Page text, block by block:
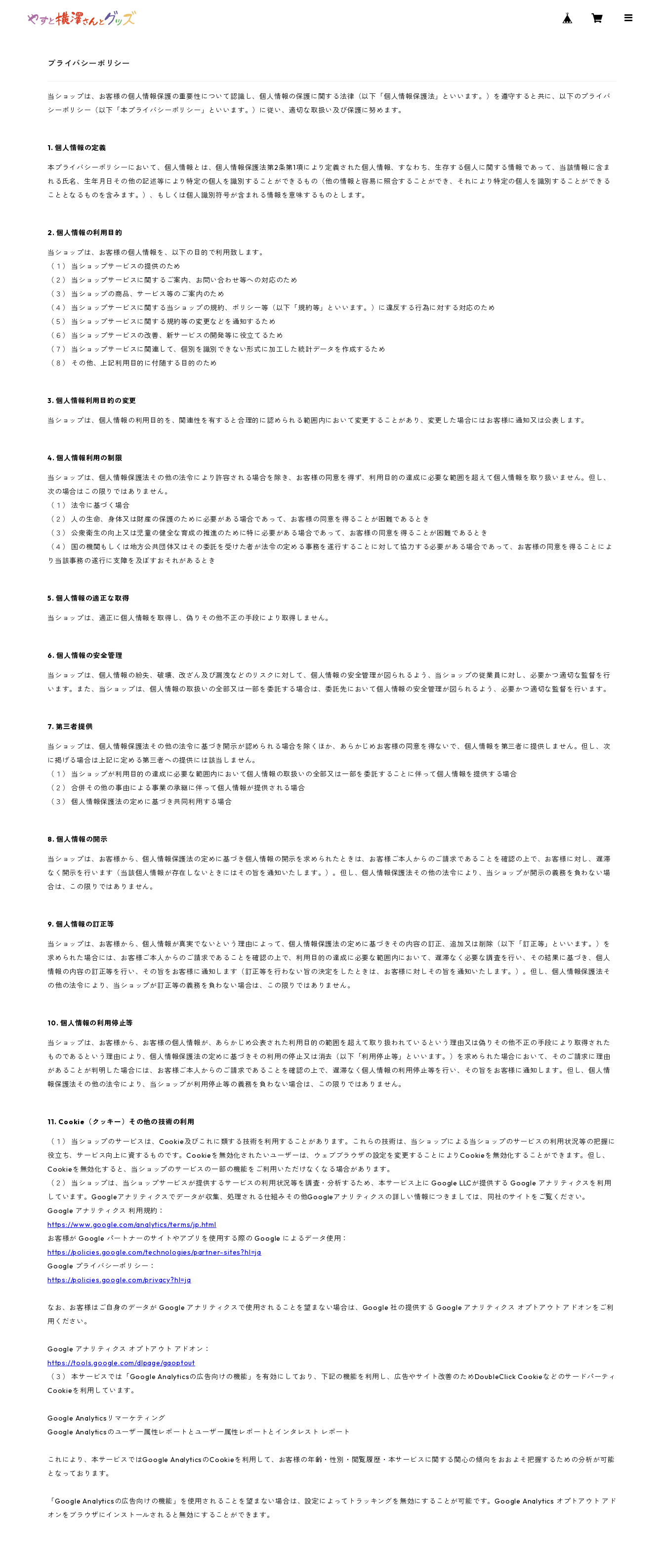
プライバシーポリシー
当ショップは、お客様の個人情報保護の重要性について認識し、個人情報の保護に関する法律（以下「個人情報保護法」といいます。）を遵守すると共に、以下のプライバ
シーポリシー（以下「本プライバシーポリシー」といいます。）に従い、適切な取扱い及び保護に努めます。
1. 個人情報の定義
本プライバシーポリシーにおいて、個人情報とは、個人情報保護法第2条第1項により定義された個人情報、すなわち、生存する個人に関する情報であって、当該情報に含ま
れる氏名、生年月日その他の記述等により特定の個人を識別することができるもの（他の情報と容易に照合することができ、それにより特定の個人を識別することができる
こととなるものを含みます。）、もしくは個人識別符号が含まれる情報を意味するものとします。
2. 個人情報の利用目的
当ショップは、お客様の個人情報を、以下の目的で利用致します。
（１） 当ショップサービスの提供のため
（２） 当ショップサービスに関するご案内、お問い合わせ等への対応のため
（３） 当ショップの商品、サービス等のご案内のため
（４） 当ショップサービスに関する当ショップの規約、ポリシー等（以下「規約等」といいます。）に違反する行為に対する対応のため
（５） 当ショップサービスに関する規約等の変更などを通知するため
（６） 当ショップサービスの改善、新サービスの開発等に役立てるため
（７） 当ショップサービスに関連して、個別を識別できない形式に加工した統計データを作成するため
（８） その他、上記利用目的に付随する目的のため
3. 個人情報利用目的の変更
当ショップは、個人情報の利用目的を、関連性を有すると合理的に認められる範囲内において変更することがあり、変更した場合にはお客様に通知又は公表します。
4. 個人情報利用の制限
当ショップは、個人情報保護法その他の法令により許容される場合を除き、お客様の同意を得ず、利用目的の達成に必要な範囲を超えて個人情報を取り扱いません。但し、
次の場合はこの限りではありません。
（１） 法令に基づく場合
（２） 人の生命、身体又は財産の保護のために必要がある場合であって、お客様の同意を得ることが困難であるとき
（３） 公衆衛生の向上又は児童の健全な育成の推進のために特に必要がある場合であって、お客様の同意を得ることが困難であるとき
（４） 国の機関もしくは地方公共団体又はその委託を受けた者が法令の定める事務を遂行することに対して協力する必要がある場合であって、お客様の同意を得ることによ
り当該事務の遂行に支障を及ぼすおそれがあるとき
5. 個人情報の適正な取得
当ショップは、適正に個人情報を取得し、偽りその他不正の手段により取得しません。
6. 個人情報の安全管理
当ショップは、個人情報の紛失、破壊、改ざん及び漏洩などのリスクに対して、個人情報の安全管理が図られるよう、当ショップの従業員に対し、必要かつ適切な監督を行
います。また、当ショップは、個人情報の取扱いの全部又は一部を委託する場合は、委託先において個人情報の安全管理が図られるよう、必要かつ適切な監督を行います。
7. 第三者提供
当ショップは、個人情報保護法その他の法令に基づき開示が認められる場合を除くほか、あらかじめお客様の同意を得ないで、個人情報を第三者に提供しません。但し、次
に掲げる場合は上記に定める第三者への提供には該当しません。
（１） 当ショップが利用目的の達成に必要な範囲内において個人情報の取扱いの全部又は一部を委託することに伴って個人情報を提供する場合
（２） 合併その他の事由による事業の承継に伴って個人情報が提供される場合
（３） 個人情報保護法の定めに基づき共同利用する場合
8. 個人情報の開示
当ショップは、お客様から、個人情報保護法の定めに基づき個人情報の開示を求められたときは、お客様ご本人からのご請求であることを確認の上で、お客様に対し、遅滞
なく開示を行います（当該個人情報が存在しないときにはその旨を通知いたします。）。但し、個人情報保護法その他の法令により、当ショップが開示の義務を負わない場
合は、この限りではありません。
9. 個人情報の訂正等
当ショップは、お客様から、個人情報が真実でないという理由によって、個人情報保護法の定めに基づきその内容の訂正、追加又は削除（以下「訂正等」といいます。）を
求められた場合には、お客様ご本人からのご請求であることを確認の上で、利用目的の達成に必要な範囲内において、遅滞なく必要な調査を行い、その結果に基づき、個人
情報の内容の訂正等を行い、その旨をお客様に通知します（訂正等を行わない旨の決定をしたときは、お客様に対しその旨を通知いたします。）。但し、個人情報保護法そ
の他の法令により、当ショップが訂正等の義務を負わない場合は、この限りではありません。
10. 個人情報の利用停止等
当ショップは、お客様から、お客様の個人情報が、あらかじめ公表された利用目的の範囲を超えて取り扱われているという理由又は偽りその他不正の手段により取得された
ものであるという理由により、個人情報保護法の定めに基づきその利用の停止又は消去（以下「利用停止等」といいます。）を求められた場合において、そのご請求に理由
があることが判明した場合には、お客様ご本人からのご請求であることを確認の上で、遅滞なく個人情報の利用停止等を行い、その旨をお客様に通知します。但し、個人情
報保護法その他の法令により、当ショップが利用停止等の義務を負わない場合は、この限りではありません。
11. Cookie（クッキー）その他の技術の利用
（１） 当ショップのサービスは、Cookie及びこれに類する技術を利用することがあります。これらの技術は、当ショップによる当ショップのサービスの利用状況等の把握に
役立ち、サービス向上に資するものです。Cookieを無効化されたいユーザーは、ウェブブラウザの設定を変更することによりCookieを無効化することができます。但し、
Cookieを無効化すると、当ショップのサービスの一部の機能をご利用いただけなくなる場合があります。
（２） 当ショップは、当ショップサービスが提供するサービスの利用状況等を調査・分析するため、本サービス上に Google LLCが提供する Google アナリティクスを利用
しています。Googleアナリティクスでデータが収集、処理される仕組みその他Googleアナリティクスの詳しい情報につきましては、同社のサイトをご覧ください。
Google アナリティクス 利用規約：
https://www.google.com/analytics/terms/jp.html
お客様が Google パートナーのサイトやアプリを使用する際の Google によるデータ使用：
https://policies.google.com/technologies/partner-sites?hl=ja
Google プライバシーポリシー：
https://policies.google.com/privacy?hl=ja
なお、お客様はご自身のデータが Google アナリティクスで使用されることを望まない場合は、Google 社の提供する Google アナリティクス オプトアウト アドオンをご利
用ください。
Google アナリティクス オプトアウト アドオン：
https://tools.google.com/dlpage/gaoptout
（３） 本サービスでは「Google Analyticsの広告向けの機能」を有効にしており、下記の機能を利用し、広告やサイト改善のためDoubleClick Cookieなどのサードパーティ
Cookieを利用しています。
Google Analyticsリマーケティング
Google Analyticsのユーザー属性レポートとユーザー属性レポートとインタレスト レポート
これにより、本サービスではGoogle AnalyticsのCookieを利用して、お客様の年齢・性別・閲覧履歴・本サービスに関する関心の傾向をおおよそ把握するための分析が可能
となっております。
「Google Analyticsの広告向けの機能」を使用されることを望まない場合は、設定によってトラッキングを無効にすることが可能です。Google Analytics オプトアウト アド
オンをブラウザにインストールされると無効にすることができます。